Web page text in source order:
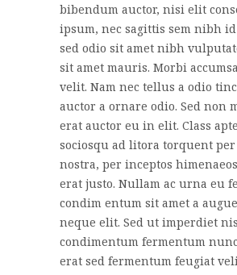
bibendum auctor, nisi elit
ipsum, nec sagittis sem nibh
sed odio sit amet nibh
sit amet mauris. Morbi
velit. Nam nec tellus a odio
auctor a ornare odio. Sed non
erat auctor eu in elit. Class
sociosqu ad litora torquent
nostra, per inceptos
erat justo. Nullam ac urna eu
condim entum sit amet a
neque elit. Sed ut imperdiet
condimentum fermentum
erat sed fermentum feugiat